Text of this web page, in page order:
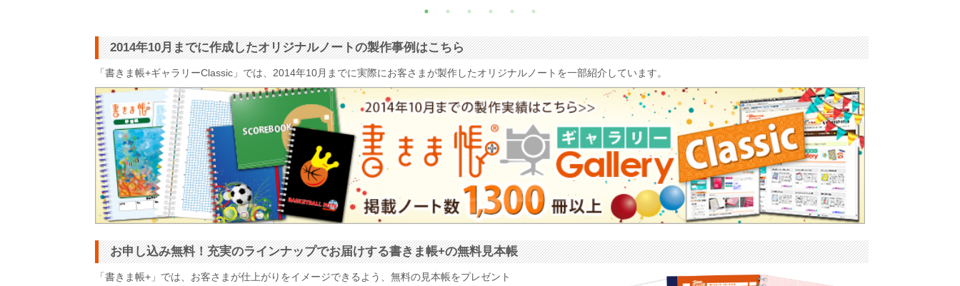
2014年10月までに作成したオリジナルノートの製作事例はこちら
「書きま帳+ギャラリーClassic」では、2014年10月までに実際にお客さまが製作したオリジナルノートを一部紹介しています。
お申し込み無料！充実のラインナップでお届けする書きま帳+の無料見本帳
「書きま帳+」では、お客さまが仕上がりをイメージできるよう、無料の見本帳をプレゼント